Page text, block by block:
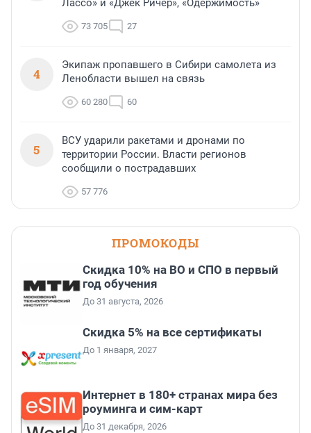
Лассо» и «Джек Ричер», «Одержимость»
73 705 27
4
Экипаж пропавшего в Сибири самолета из
Ленобласти вышел на связь
60 280 60
5
ВСУ ударили ракетами и дронами по
территории России. Власти регионов
сообщили о пострадавших
57 776
ПРОМОКОДЫ
Скидка 10% на ВО и СПО в первый
год обучения
До 31 августа, 2026
Скидка 5% на все сертификаты
До 1 января, 2027
Интернет в 180+ странах мира без
роуминга и сим-карт
До 31 декабря, 2026